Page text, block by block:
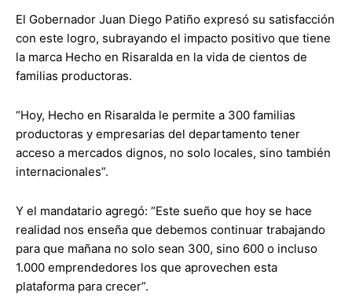
El Gobernador Juan Diego Patiño expresó su satisfacción
con este logro, subrayando el impacto positivo que tiene
la marca Hecho en Risaralda en la vida de cientos de
familias productoras.
“Hoy, Hecho en Risaralda le permite a 300 familias
productoras y empresarias del departamento tener
acceso a mercados dignos, no solo locales, sino también
internacionales”.
Y el mandatario agregó: “Este sueño que hoy se hace
realidad nos enseña que debemos continuar trabajando
para que mañana no solo sean 300, sino 600 o incluso
1.000 emprendedores los que aprovechen esta
plataforma para crecer”.